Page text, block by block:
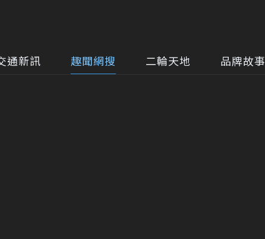
通新訊 趣聞網搜 二輪天地 品牌故事